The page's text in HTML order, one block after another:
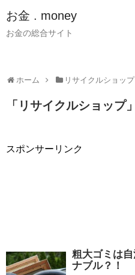
お金 . money
お金の総合サイト
ホーム リサイクルショップ
「 リサイクルショップ」
スポンサーリンク
粗大ゴミは
ナブル？！